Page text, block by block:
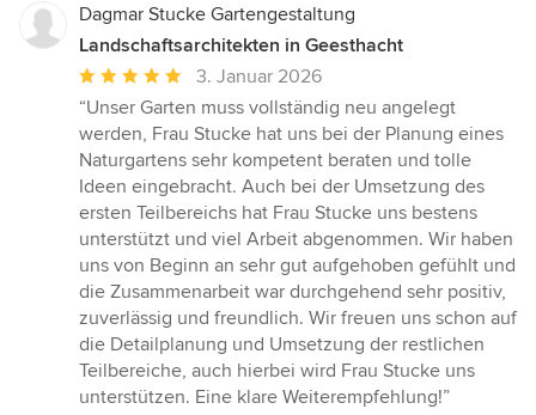
Dagmar Stucke Gartengestaltung
Landschaftsarchitekten in Geesthacht
Durchschnittliche
Bewertung:
5
von
5
Sternen
3. Januar 2026
“Unser Garten muss vollständig neu angelegt
werden, Frau Stucke hat uns bei der Planung eines
Naturgartens sehr kompetent beraten und tolle
Ideen eingebracht. Auch bei der Umsetzung des
ersten Teilbereichs hat Frau Stucke uns bestens
unterstützt und viel Arbeit abgenommen. Wir haben
uns von Beginn an sehr gut aufgehoben gefühlt und
die Zusammenarbeit war durchgehend sehr positiv,
zuverlässig und freundlich. Wir freuen uns schon auf
die Detailplanung und Umsetzung der restlichen
Teilbereiche, auch hierbei wird Frau Stucke uns
unterstützen. Eine klare Weiterempfehlung!”